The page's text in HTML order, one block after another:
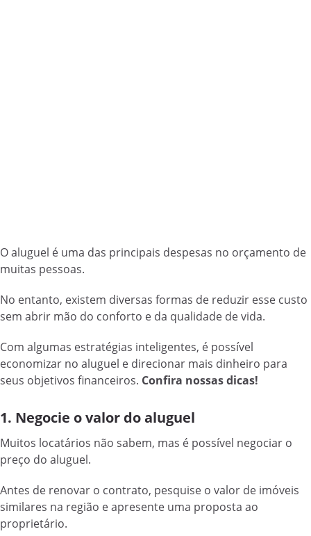
O aluguel é uma das principais despesas no orçamento de
muitas pessoas.
No entanto, existem diversas formas de reduzir esse custo
sem abrir mão do conforto e da qualidade de vida.
Com algumas estratégias inteligentes, é possível
economizar no aluguel e direcionar mais dinheiro para
seus objetivos financeiros. Confira nossas dicas!
1. Negocie o valor do aluguel
Muitos locatários não sabem, mas é possível negociar o
preço do aluguel.
Antes de renovar o contrato, pesquise o valor de imóveis
similares na região e apresente uma proposta ao
proprietário.